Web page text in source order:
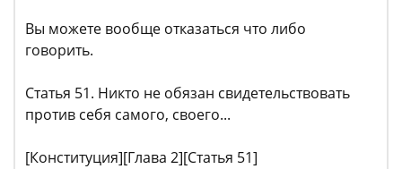
Вы можете вообще отказаться что либо
говорить.
Статья 51. Никто не обязан свидетельствовать
против себя самого, своего...
[Конституция][Глава 2][Статья 51]